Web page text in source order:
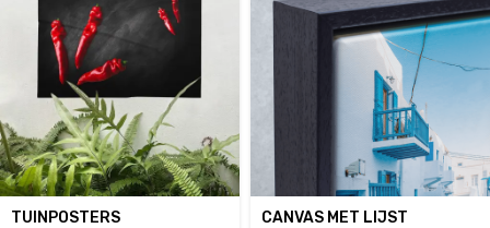
TUINPOSTERS CANVAS MET LIJST